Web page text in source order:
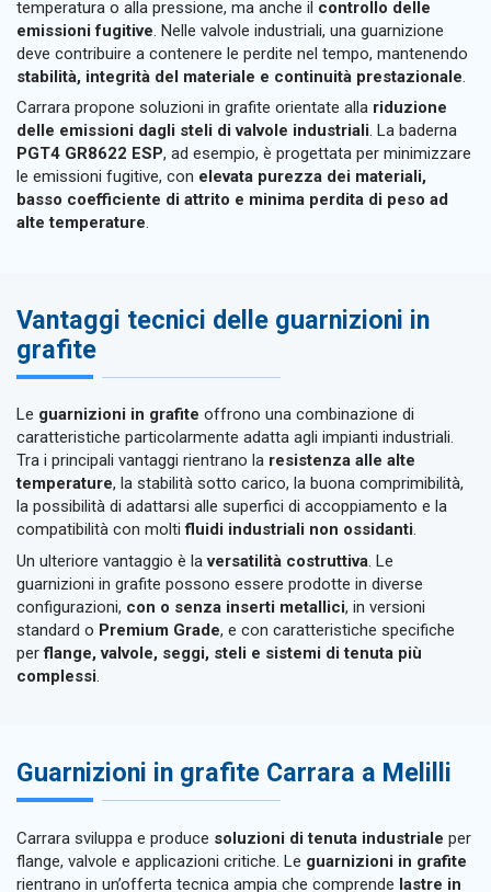
temperatura o alla pressione, ma anche il controllo delle
emissioni fugitive. Nelle valvole industriali, una guarnizione
deve contribuire a contenere le perdite nel tempo, mantenendo
stabilità, integrità del materiale e continuità prestazionale.
Carrara propone soluzioni in grafite orientate alla riduzione
delle emissioni dagli steli di valvole industriali. La baderna
PGT4 GR8622 ESP, ad esempio, è progettata per minimizzare
le emissioni fugitive, con elevata purezza dei materiali,
basso coefficiente di attrito e minima perdita di peso ad
alte temperature.
Vantaggi tecnici delle guarnizioni in
grafite
Le guarnizioni in grafite offrono una combinazione di
caratteristiche particolarmente adatta agli impianti industriali.
Tra i principali vantaggi rientrano la resistenza alle alte
temperature, la stabilità sotto carico, la buona comprimibilità,
la possibilità di adattarsi alle superfici di accoppiamento e la
compatibilità con moltifluidi industriali non ossidanti.
Un ulteriore vantaggio è laversatilità costruttiva. Le
guarnizioni in grafite possono essere prodotte in diverse
configurazioni, con o senza inserti metallici, in versioni
standard o Premium Grade, e con caratteristiche specifiche
perflange, valvole, seggi, steli e sistemi di tenuta più
complessi.
Guarnizioni in grafite Carrara a Melilli
Carrara sviluppa e produce soluzioni di tenuta industriale per
flange, valvole e applicazioni critiche. Le guarnizioni in grafite
rientrano in un’offerta tecnica ampia che comprende lastre in